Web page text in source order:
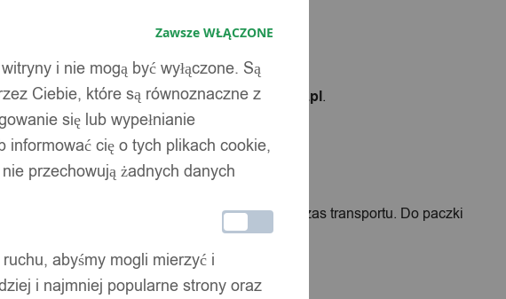
mailowo na adres:powiadomienia@itimport.pl.
stacjonarnym). Zabezpiecz go starannie na czas transportu. Do paczki
Zawsze WŁĄCZONE
i nie mogą być wyłączone. Są
Ciebie, które są równoznaczne z
się lub wypełnianie
informować cię o tych plikach cookie,
przechowują żadnych danych
abyśmy mogli mierzyć i
i najmniej popularne strony oraz